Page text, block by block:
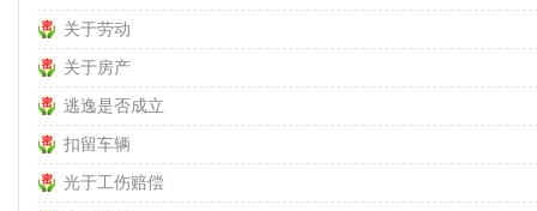
关于劳动
关于房产
逃逸是否成立
扣留车辆
光于工伤赔偿